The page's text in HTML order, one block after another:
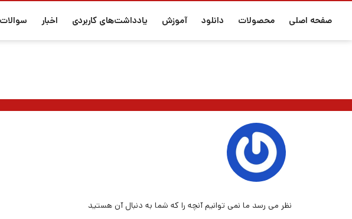
صفحه اصلی محصولات دانلود آموزش یادداشت‌های کاربردی اخبار
نظر می رسد ما نمی توانیم آنچه را که شما به دنبال آن هستید